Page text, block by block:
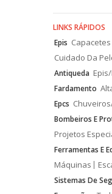
LINKS RÁPIDOS
Epis
Cuidado Da
Antiqueda
Fardamento
Epcs
Bombeiros E
Projetos
Ferramentas E
Máquinas
Sistemas De